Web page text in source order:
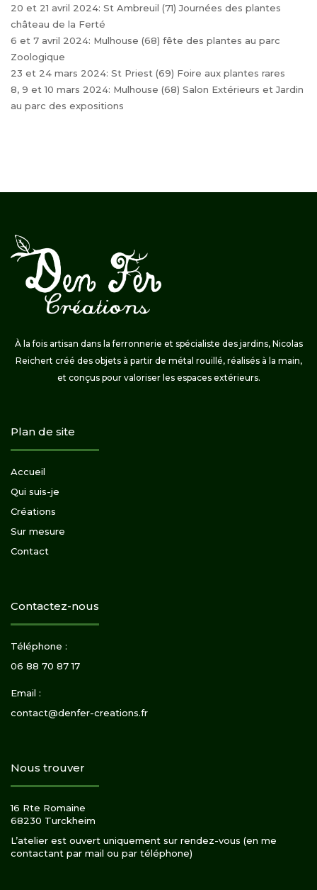
20 et 21 avril 2024: St Ambreuil (71) Journées des plantes
château de la Ferté
6 et 7 avril 2024: Mulhouse (68) fête des plantes au parc
Zoologique
23 et 24 mars 2024: St Priest (69) Foire aux plantes rares
8, 9 et 10 mars 2024: Mulhouse (68) Salon Extérieurs et Jardin
au parc des expositions
À la fois artisan dans la ferronnerie et spécialiste des jardins, Nicolas
Reichert créé des objets à partir de métal rouillé, réalisés à la main,
et conçus pour valoriser les espaces extérieurs.
Plan de site
Accueil
Qui suis-je
Créations
Sur mesure
Contact
Contactez-nous
Téléphone :
06 88 70 87 17
Email :
contact@denfer-creations.fr
Nous trouver
16 Rte Romaine
68230 Turckheim
L’atelier est ouvert uniquement sur rendez-vous (en me
contactant par mail ou par téléphone)